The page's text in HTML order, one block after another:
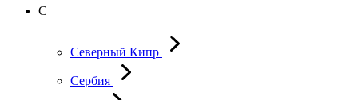
С
Северный Кипр
Сербия